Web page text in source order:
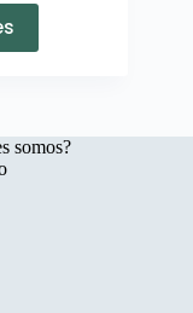
somos?